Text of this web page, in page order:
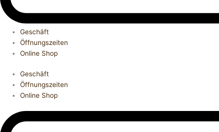
Geschäft
Öffnungszeiten
Online Shop
Geschäft
Öffnungszeiten
Online Shop